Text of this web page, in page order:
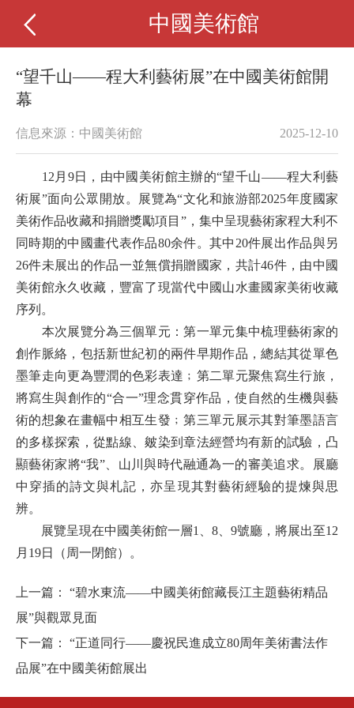
中國美術館
“望千山——程大利藝術展”在中國美術館開
幕
信息來源：中國美術館 2025-12-10
12月9日，由中國美術館主辦的“望千山——程大利藝
術展”面向公眾開放。展覽為“文化和旅游部2025年度國家
美術作品收藏和捐贈獎勵項目”，集中呈現藝術家程大利不
同時期的中國畫代表作品80余件。其中20件展出作品與另
26件未展出的作品一並無償捐贈國家，共計46件，由中國
美術館永久收藏，豐富了現當代中國山水畫國家美術收藏
序列。
本次展覽分為三個單元：第一單元集中梳理藝術家的
創作脈絡，包括新世紀初的兩件早期作品，總結其從單色
墨筆走向更為豐潤的色彩表達﹔第二單元聚焦寫生行旅，
將寫生與創作的“合一”理念貫穿作品，使自然的生機與藝
術的想象在畫幅中相互生發﹔第三單元展示其對筆墨語言
的多樣探索，從點線、皴染到章法經營均有新的試驗，凸
顯藝術家將“我”、山川與時代融通為一的審美追求。展廳
中穿插的詩文與札記，亦呈現其對藝術經驗的提煉與思
辨。
展覽呈現在中國美術館一層1、8、9號廳，將展出至12
月19日（周一閉館）。
上一篇： “碧水東流——中國美術館藏長江主題藝術精品
展”與觀眾見面
下一篇： “正道同行——慶祝民進成立80周年美術書法作
品展”在中國美術館展出